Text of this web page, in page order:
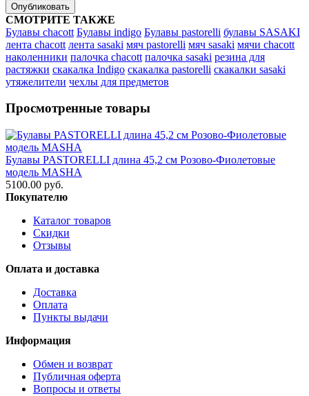
Опубликовать
СМОТРИТЕ ТАКЖЕ
Булавы chacott Булавы indigo Булавы pastorelli булавы SASAKI
лента chacott лента sasaki мяч pastorelli мяч sasaki мячи chacott
наколенники палочка chacott палочка sasaki резина для
растяжки скакалка Indigo скакалка pastorelli скакалки sasaki
утяжелители чехлы для предметов
Просмотренные товары
Булавы PASTORELLI длина 45,2 см Розово-Фиолетовые
модель MASHA
5100.00 руб.
Покупателю
Каталог товаров
Скидки
Отзывы
Оплата и доставка
Доставка
Оплата
Пункты выдачи
Информация
Обмен и возврат
Публичная оферта
Вопросы и ответы